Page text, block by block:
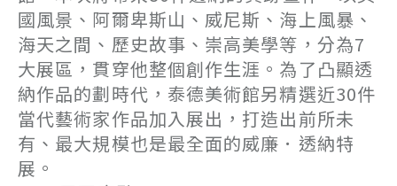
國風景、阿爾卑斯山、威尼斯、海上風暴、
海天之間、歷史故事、崇高美學等，分為7
大展區，貫穿他整個創作生涯。為了凸顯透
納作品的劃時代，泰德美術館另精選近30件
當代藝術家作品加入展出，打造出前所未
有、最大規模也是最全面的威廉．透納特
展。